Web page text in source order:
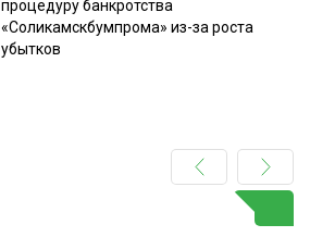
процедуру банкротства
«Соликамскбумпрома» из-за роста
убытков